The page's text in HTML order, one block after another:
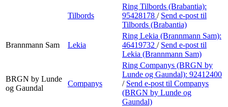
Tilbords
Ring Tilbords (Brabantia):
95428178 / Send e-post til
Tilbords (Brabantia)
Brannmann Sam Lekia
Ring Lekia (Brannmann Sam):
46419732 / Send e-post til
Lekia (Brannmann Sam)
BRGN by Lunde
og Gaundal
Companys
Ring Companys (BRGN by
Lunde og Gaundal): 92412400
/ Send e-post til Companys
(BRGN by Lunde og
Gaundal)